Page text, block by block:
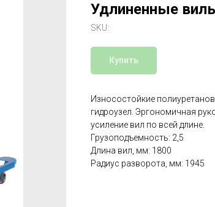
Удлиненные
SKU:
Купить
Износостойкие
гидроузел. Эргономичная
усиление вил по всей длине.
Грузоподъемность: 2,5
Длина вил, мм: 1800
Радиус разворота, мм: 1945